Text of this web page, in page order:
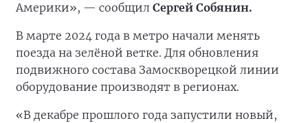
Америки», — сообщил Сергей Собянин.
В марте 2024 года в метро начали менять
поезда на зелёной ветке. Для обновления
подвижного состава Замоскворецкой линии
оборудование производят в регионах.
«В декабре прошлого года запустили новый,